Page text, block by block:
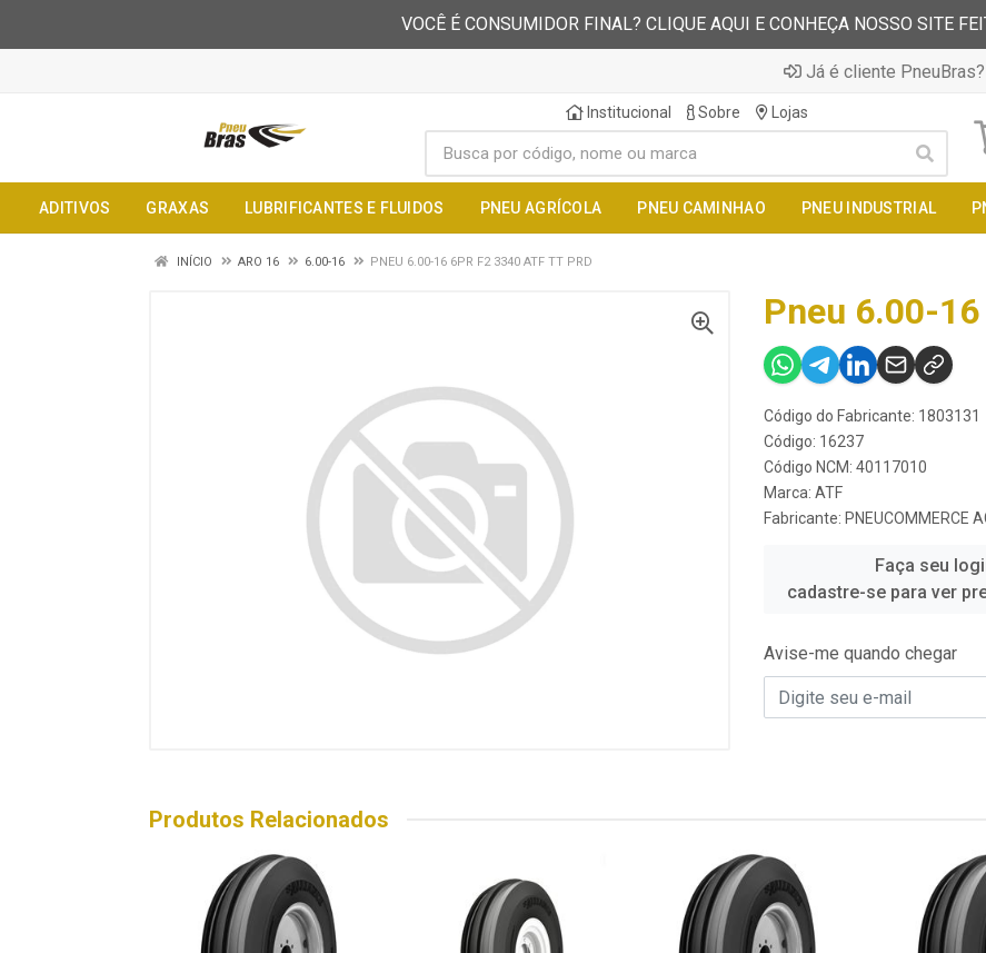
VOCÊ É CONSUMIDOR FINAL? CLIQUE AQUI E CONHEÇA NOSSO SITE
Já é cliente
Institucional Sobre Lojas
ADITIVOS GRAXAS LUBRIFICANTES E FLUIDOS PNEU AGRÍCOLA PNEU CAMINHAO PNEU INDUSTRIAL
INÍCIO ARO 16 6.00-16 PNEU 6.00-16 6PR F2 3340 ATF TT PRD
Pneu 6.00-
Código do Fabricante: 1803131
Código: 16237
Código NCM: 40117010
Marca: ATF
Fabricante: PNEUCOMMERCE
Faça seu
cadastre-se para ver
Avise-me quando chegar
Produtos Relacionados